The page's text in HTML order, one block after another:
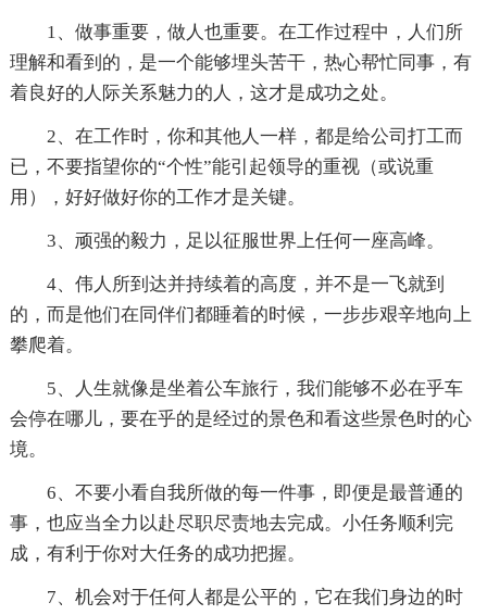
1、做事重要，做人也重要。在工作过程中，人们所
理解和看到的，是一个能够埋头苦干，热心帮忙同事，有
着良好的人际关系魅力的人，这才是成功之处。
2、在工作时，你和其他人一样，都是给公司打工而
已，不要指望你的“个性”能引起领导的重视（或说重
用），好好做好你的工作才是关键。
3、顽强的毅力，足以征服世界上任何一座高峰。
4、伟人所到达并持续着的高度，并不是一飞就到
的，而是他们在同伴们都睡着的时候，一步步艰辛地向上
攀爬着。
5、人生就像是坐着公车旅行，我们能够不必在乎车
会停在哪儿，要在乎的是经过的景色和看这些景色时的心
境。
6、不要小看自我所做的每一件事，即便是最普通的
事，也应当全力以赴尽职尽责地去完成。小任务顺利完
成，有利于你对大任务的成功把握。
7、机会对于任何人都是公平的，它在我们身边的时